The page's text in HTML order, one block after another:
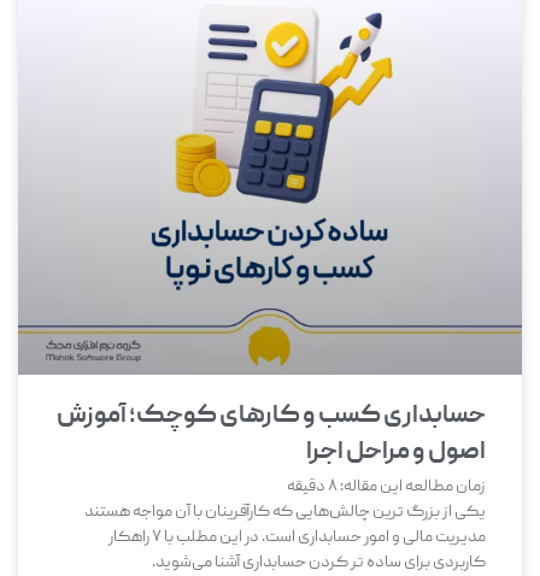
حسابداری کسب و کارهای کوچک؛ آموزش
اصول و مراحل اجرا
زمان مطالعه این مقاله:8دقیقه
یکی از بزرگ‌ ترین چالش‌هایی که کارآفرینان با آن مواجه هستند
مدیریت مالی و امور حسابداری است. در این مطلب با 7 راهکار
کاربردی برای ساده تر کردن حسابداری آشنا می‌شوید.